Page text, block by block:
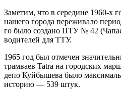
Заметим, что в середине 1960-х
нашего города переживало
го было создано ПТУ № 42
водителей для ТТУ.
1965 год был отмечен
трамваев Tatra на городских
депо Куйбышева было
историю — 539 штук.